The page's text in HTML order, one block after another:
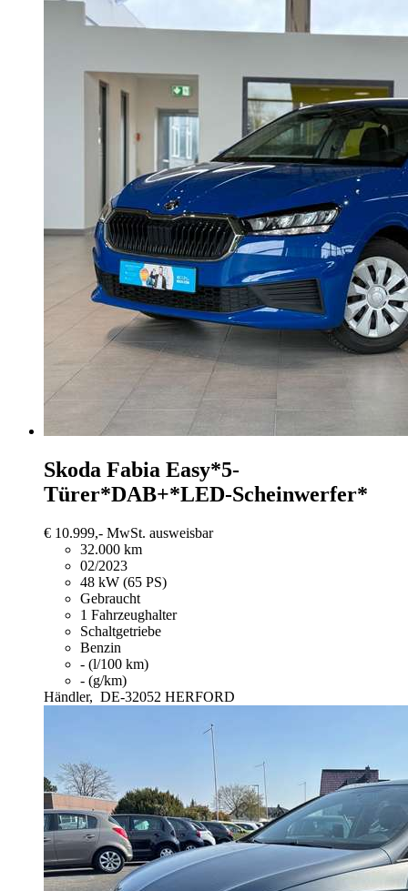
Skoda Fabia Easy*5-
Türer*DAB+*LED-Scheinwerfer*
€ 10.999,- MwSt. ausweisbar
32.000 km
02/2023
48 kW (65 PS)
Gebraucht
1 Fahrzeughalter
Schaltgetriebe
Benzin
- (l/100 km)
- (g/km)
Händler, DE-32052 HERFORD